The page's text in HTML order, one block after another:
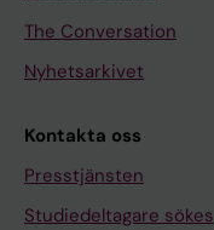
The Conversation
Nyhetsarkivet
Kontakta oss
Presstjänsten
Studiedeltagare sökes